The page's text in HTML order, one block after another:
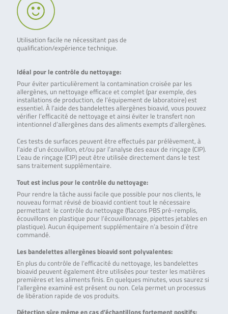
Utilisation facile ne nécessitant pas de
qualification/expérience technique.
Idéal pour le contrôle du nettoyage:
Pour éviter particulièrement la contamination croisée par les
allergènes, un nettoyage efficace et complet (par exemple, des
installations de production, de l’équipement de laboratoire) est
essentiel. À l’aide des bandelettes allergènes bioavid, vous pouvez
vérifier l’efficacité de nettoyage et ainsi éviter le transfert non
intentionnel d’allergènes dans des aliments exempts d’allergènes.
Ces tests de surfaces peuvent être effectués par prélèvement, à
l’aide d’un écouvillon, et/ou par l’analyse des eaux de rinçage (CIP).
L’eau de rinçage (CIP) peut être utilisée directement dans le test
sans traitement supplémentaire.
Tout est inclus pour le contrôle du nettoyage:
Pour rendre la tâche aussi facile que possible pour nos clients, le
nouveau format révisé de bioavid contient tout le nécessaire
permettant le contrôle du nettoyage (flacons PBS pré-remplis,
écouvillons en plastique pour l’écouvillonnage, pipettes jetables en
plastique). Aucun équipement supplémentaire n’a besoin d’être
commandé.
Les bandelettes allergènes bioavid sont polyvalentes:
En plus du contrôle de l’efficacité du nettoyage, les bandelettes
bioavid peuvent également être utilisées pour tester les matières
premières et les aliments finis. En quelques minutes, vous saurez si
l’allergène examiné est présent ou non. Cela permet un processus
de libération rapide de vos produits.